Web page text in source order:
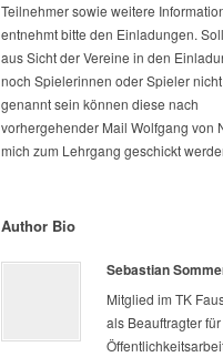
Teilnehmer sowie weitere
entnehmt bitte den Einladungen.
aus Sicht der Vereine in den
noch Spielerinnen oder Spieler nicht
genannt sein können diese nach
vorhergehender Mail Wolfgang von
mich zum Lehrgang geschickt
Author Bio
Sebastian
Mitglied im TK
als Beauftragter für